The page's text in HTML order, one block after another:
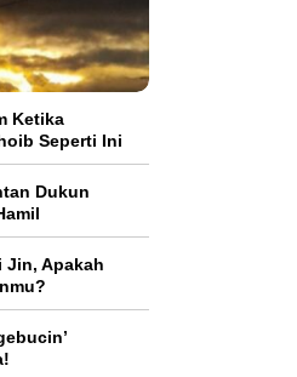
Ketika
Seperti Ini
Dukun
Jin, Apakah